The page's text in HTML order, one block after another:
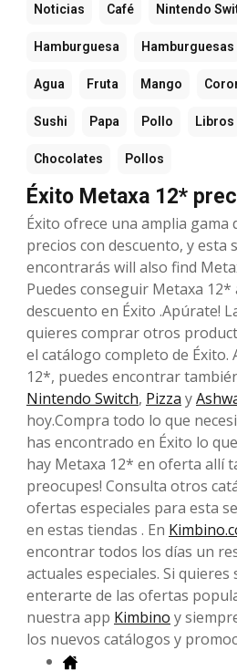
Noticias Café Nintendo
Hamburguesa Hamburguesas
Agua Fruta Mango
Sushi Papa Pollo Libros
Chocolates Pollos
Éxito Metaxa 12*
Éxito ofrece una amplia gama
precios con descuento, y esta
encontrarás will also find
Puedes conseguir Metaxa 12*
descuento en Éxito .Apúrate!
quieres comprar otros
el catálogo completo de Éxito.
12*, puedes encontrar
Nintendo Switch, Pizza y
hoy.Compra todo lo que
has encontrado en Éxito lo
hay Metaxa 12* en oferta allí
preocupes! Consulta otros
ofertas especiales para esta
en estas tiendas . En
encontrar todos los días un
actuales especiales. Si
enterarte de las ofertas
nuestra app Kimbino y
los nuevos catálogos y